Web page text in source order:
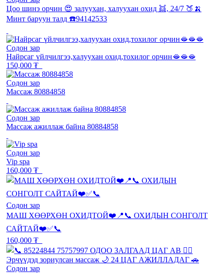
Цоо шинэ орчин 😍 залуухан, халуухан охид 👯, 24/7 🍑🍌
Минт баруун талд ☎️94142533
Содон зар
Найрсаг үйлчилгээ,халуухан охид,тохилог орчин🫦🫦🫦
150,000 ₮
Содон зар
Массаж 80884858
Содон зар
Массаж ажиллаж байна 80884858
Содон зар
Vip spa
160,000 ₮
Содон зар
МАШ ХӨӨРХӨН ОХИДТОЙ❤️📍📞 ОХИДЫН СОНГОЛТ
САЙТАЙ❤️✅📞
160,000 ₮
Содон зар